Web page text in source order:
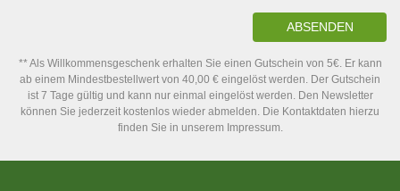
ABSENDEN
** Als Willkommensgeschenk erhalten Sie einen Gutschein von 5€. Er kann
ab einem Mindestbestellwert von 40,00 € eingelöst werden. Der Gutschein
ist 7 Tage gültig und kann nur einmal eingelöst werden. Den Newsletter
können Sie jederzeit kostenlos wieder abmelden. Die Kontaktdaten hierzu
finden Sie in unserem Impressum.